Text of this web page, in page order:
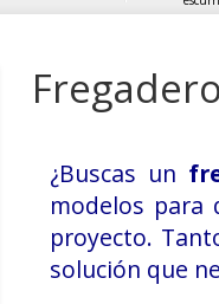
¿Buscas un
modelos para
proyecto.
solución que